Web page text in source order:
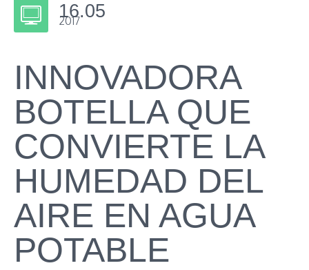
16.05
2017
INNOVADORA
BOTELLA QUE
CONVIERTE LA
HUMEDAD DEL
AIRE EN AGUA
POTABLE